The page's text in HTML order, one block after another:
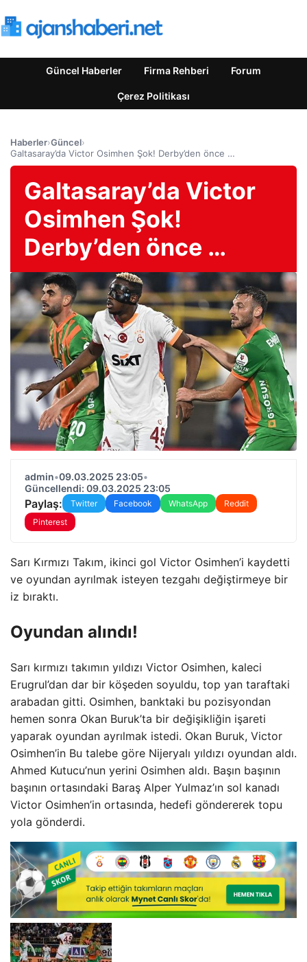
Güncel Haberler Firma Rehberi Forum
Çerez Politikası
Haberler›Güncel›
Galtasaray’da Victor Osimhen Şok! Derby’den önce …
Galtasaray’da Victor
Osimhen Şok!
Derby’den önce …
admin•09.03.2025 23:05•
Güncellendi: 09.03.2025 23:05
Paylaş: Twitter Facebook WhatsApp
Reddit
Pinterest
Sarı Kırmızı Takım, ikinci gol Victor Osimhen’i kaydetti
ve oyundan ayrılmak isteyen tezgahı değiştirmeye bir
iz bıraktı.
Oyundan alındı!
Sarı kırmızı takımın yıldızı Victor Osimhen, kaleci
Erugrul’dan dar bir köşeden soyuldu, top yan taraftaki
arabadan gitti. Osimhen, banktaki bu pozisyondan
hemen sonra Okan Buruk’ta bir değişikliğin işareti
yaparak oyundan ayrılmak istedi. Okan Buruk, Victor
Osimhen’in Bu talebe göre Nijeryalı yıldızı oyundan aldı.
Ahmed Kutucu’nun yerini Osimhen aldı. Başın başının
başının ortasındaki Baraş Alper Yulmaz’ın sol kanadı
Victor Osimhen’in ortasında, hedefi göndererek topu
yola gönderdi.